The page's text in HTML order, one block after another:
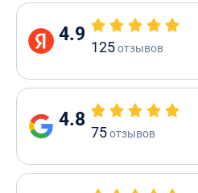
4.9
125отзывов
4.8
75отзывов